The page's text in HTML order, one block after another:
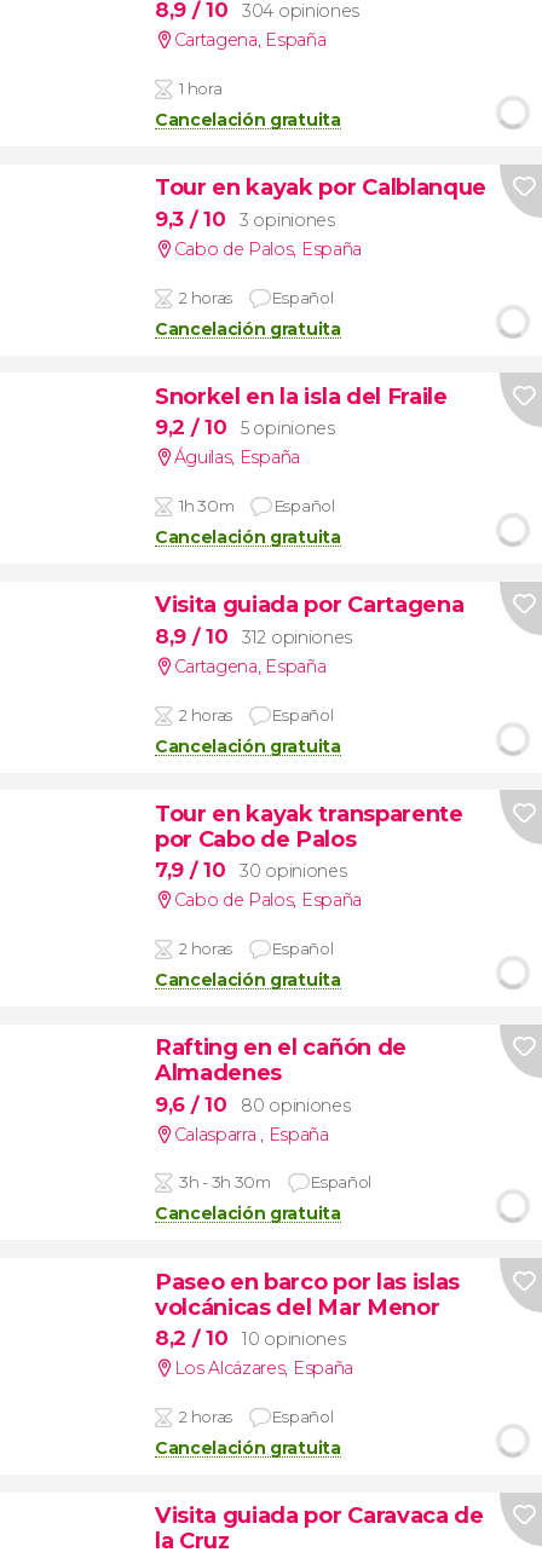
8,9 / 10
304 opiniones
Cartagena, España
1 hora
Cancelación gratuita
Tour en kayak por Calblanque
9,3 / 10
3 opiniones
Cabo de Palos, España
2 horas Español
Cancelación gratuita
Snorkel en la isla del Fraile
9,2 / 10
5 opiniones
Águilas, España
1h 30m Español
Cancelación gratuita
Visita guiada por Cartagena
8,9 / 10
312 opiniones
Cartagena, España
2 horas Español
Cancelación gratuita
Tour en kayak transparente
por Cabo de Palos
7,9 / 10
30 opiniones
Cabo de Palos, España
2 horas Español
Cancelación gratuita
Rafting en el cañón de
Almadenes
9,6 / 10
80 opiniones
Calasparra
España
3h - 3h 30m Español
Cancelación gratuita
Paseo en barco por las islas
volcánicas del Mar Menor
8,2 / 10
10 opiniones
Los Alcázares, España
2 horas Español
Cancelación gratuita
Visita guiada por Caravaca de
la Cruz